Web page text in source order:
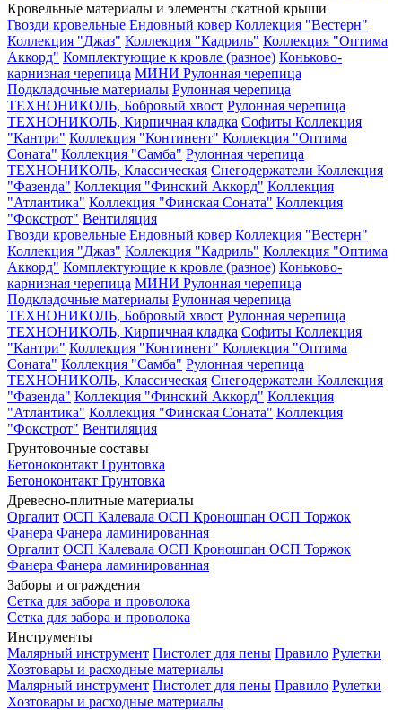
Кровельные материалы и элементы скатной крыши
Гвозди кровельные Ендовный ковер Коллекция "Вестерн"
Коллекция "Джаз" Коллекция "Кадриль" Коллекция "Оптима
Аккорд" Комплектующие к кровле (разное) Коньково-
карнизная черепица МИНИ Рулонная черепица
Подкладочные материалы Рулонная черепица
ТЕХНОНИКОЛЬ, Бобровый хвост Рулонная черепица
ТЕХНОНИКОЛЬ, Кирпичная кладка Софиты Коллекция
"Кантри" Коллекция "Континент" Коллекция "Оптима
Соната" Коллекция "Самба" Рулонная черепица
ТЕХНОНИКОЛЬ, Классическая Снегодержатели Коллекция
"Фазенда" Коллекция "Финский Аккорд" Коллекция
"Атлантика" Коллекция "Финская Соната" Коллекция
"Фокстрот" Вентиляция
Гвозди кровельные Ендовный ковер Коллекция "Вестерн"
Коллекция "Джаз" Коллекция "Кадриль" Коллекция "Оптима
Аккорд" Комплектующие к кровле (разное) Коньково-
карнизная черепица МИНИ Рулонная черепица
Подкладочные материалы Рулонная черепица
ТЕХНОНИКОЛЬ, Бобровый хвост Рулонная черепица
ТЕХНОНИКОЛЬ, Кирпичная кладка Софиты Коллекция
"Кантри" Коллекция "Континент" Коллекция "Оптима
Соната" Коллекция "Самба" Рулонная черепица
ТЕХНОНИКОЛЬ, Классическая Снегодержатели Коллекция
"Фазенда" Коллекция "Финский Аккорд" Коллекция
"Атлантика" Коллекция "Финская Соната" Коллекция
"Фокстрот" Вентиляция
Грунтовочные составы
Бетоноконтакт Грунтовка
Бетоноконтакт Грунтовка
Древесно-плитные материалы
Оргалит ОСП Калевала ОСП Кроношпан ОСП Торжок
Фанера Фанера ламинированная
Оргалит ОСП Калевала ОСП Кроношпан ОСП Торжок
Фанера Фанера ламинированная
Заборы и ограждения
Сетка для забора и проволока
Сетка для забора и проволока
Инструменты
Малярный инструмент Пистолет для пены Правило Рулетки
Хозтовары и расходные материалы
Малярный инструмент Пистолет для пены Правило Рулетки
Хозтовары и расходные материалы